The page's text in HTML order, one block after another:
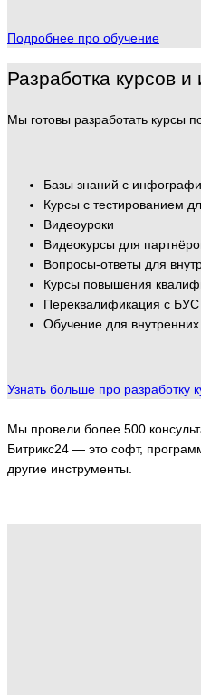
Подробнее про обучение
Разработка курсов и
Мы готовы разработать курсы
Базы знаний с
Курсы с тестированием
Видеоуроки
Видеокурсы для
Вопросы-ответы для
Курсы повышения
Переквалификация с БУС
Обучение для
Узнать больше про разработку
Мы провели более 500
Битрикс24 — это софт,
другие инструменты.